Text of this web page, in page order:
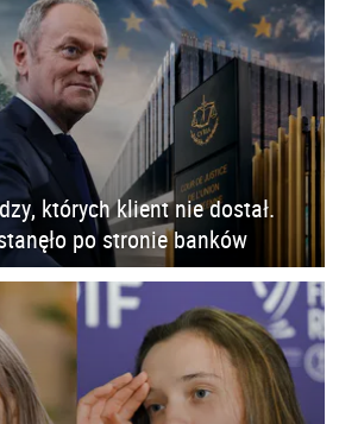
których klient nie dostał.
po stronie banków